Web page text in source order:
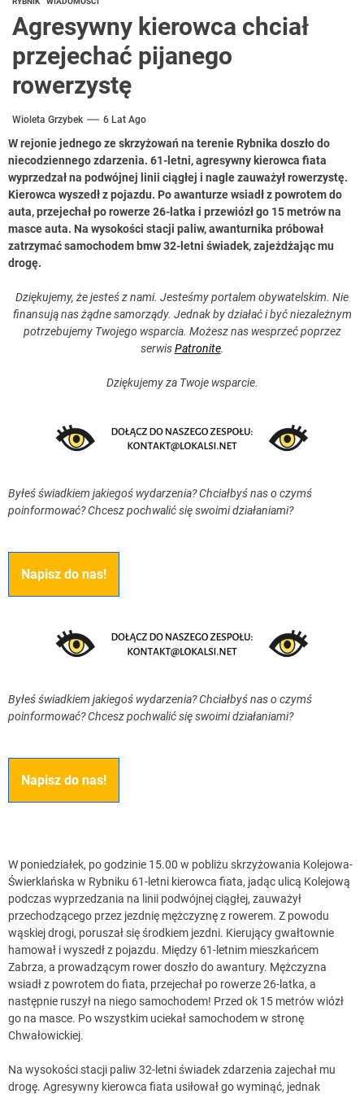
Agresywny kierowca chciał
przejechać pijanego
rowerzystę
Wioleta Grzybek 6 Lat Ago
W rejonie jednego ze skrzyżowań na terenie Rybnika doszło do
niecodziennego zdarzenia. 61-letni, agresywny kierowca fiata
wyprzedzał na podwójnej linii ciągłej i nagle zauważył rowerzystę.
Kierowca wyszedł z pojazdu. Po awanturze wsiadł z powrotem do
auta, przejechał po rowerze 26-latka i przewiózł go 15 metrów na
masce auta. Na wysokości stacji paliw, awanturnika próbował
zatrzymać samochodem bmw 32-letni świadek, zajeżdżając mu
drogę.
Dziękujemy, że jesteś z nami. Jesteśmy portalem obywatelskim. Nie
finansują nas żądne samorządy. Jednak by działać i być niezależnym
potrzebujemy Twojego wsparcia. Możesz nas wesprzeć poprzez
serwisPatronite.
Dziękujemy za Twoje wsparcie.
Byłeś świadkiem jakiegoś wydarzenia? Chciałbyś nas o czymś
poinformować? Chcesz pochwalić się swoimi działaniami?
Napisz do nas!
Byłeś świadkiem jakiegoś wydarzenia? Chciałbyś nas o czymś
poinformować? Chcesz pochwalić się swoimi działaniami?
Napisz do nas!
W poniedziałek, po godzinie 15.00 w pobliżu skrzyżowania Kolejowa-
Świerklańska w Rybniku 61-letni kierowca fiata, jadąc ulicą Kolejową
podczas wyprzedzania na linii podwójnej ciągłej, zauważył
przechodzącego przez jezdnię mężczyznę z rowerem. Z powodu
wąskiej drogi, poruszał się środkiem jezdni. Kierujący gwałtownie
hamował i wyszedł z pojazdu. Między 61-letnim mieszkańcem
Zabrza, a prowadzącym rower doszło do awantury. Mężczyzna
wsiadł z powrotem do fiata, przejechał po rowerze 26-latka, a
następnie ruszył na niego samochodem! Przed ok 15 metrów wiózł
go na masce. Po wszystkim uciekał samochodem w stronę
Chwałowickiej.
Na wysokości stacji paliw 32-letni świadek zdarzenia zajechał mu
drogę. Agresywny kierowca fiata usiłował go wyminąć, jednak